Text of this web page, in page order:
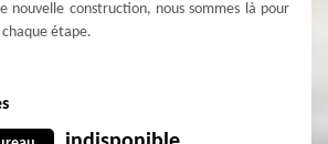
nouvelle construction, nous sommes là pour
étape.